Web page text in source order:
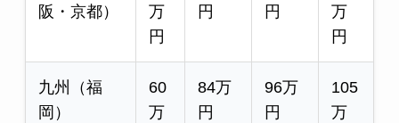
阪・京都）
万
円
円
円
万
円
九州（福
岡）
60
万
84万
円
96万
円
105
万